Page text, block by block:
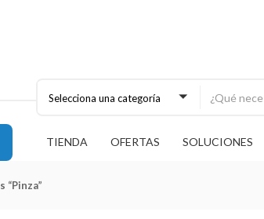
Selecciona una categoría
TIENDA OFERTAS SOLUCIONES
“Pinza”